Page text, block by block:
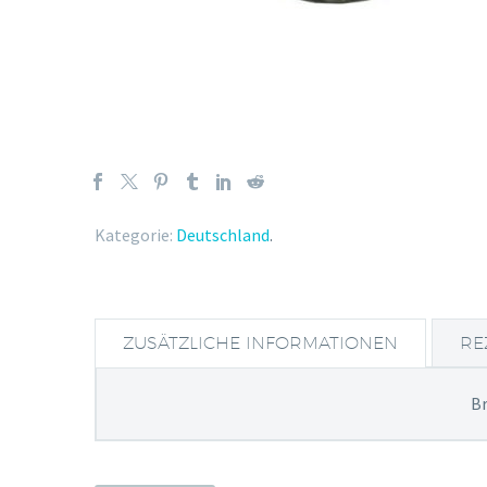
Kategorie: Deutschland.
ZUSÄTZLICHE INFORMATIONEN